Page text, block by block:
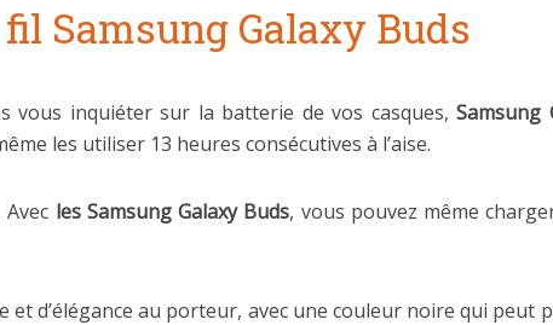
Samsung Galaxy Buds
inquiéter sur la batterie de vos casques, Samsung
les utiliser 13 heures consécutives à l’aise.
les Samsung Galaxy Buds, vous pouvez même
d’élégance au porteur, avec une couleur noire qui peut